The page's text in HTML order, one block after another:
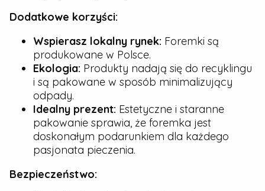
Dodatkowe korzyści:
Wspierasz lokalny rynek: Foremki są
produkowane w Polsce.
Ekologia: Produkty nadają się do recyklingu
i są pakowane w sposób minimalizujący
odpady.
Idealny prezent: Estetyczne i staranne
pakowanie sprawia, że foremka jest
doskonałym podarunkiem dla każdego
pasjonata pieczenia.
Bezpieczeństwo: